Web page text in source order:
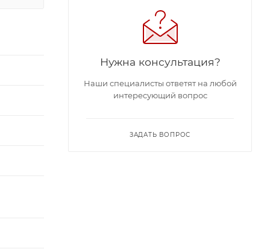
Нужна консультация?
Наши специалисты ответят на любой
интересующий вопрос
ЗАДАТЬ ВОПРОС